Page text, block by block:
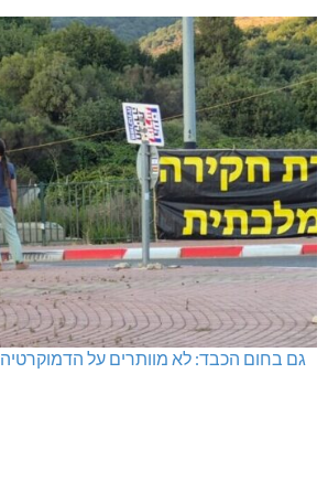
גם בחום הכבד: לא מוותרים על הדמוקרטיה